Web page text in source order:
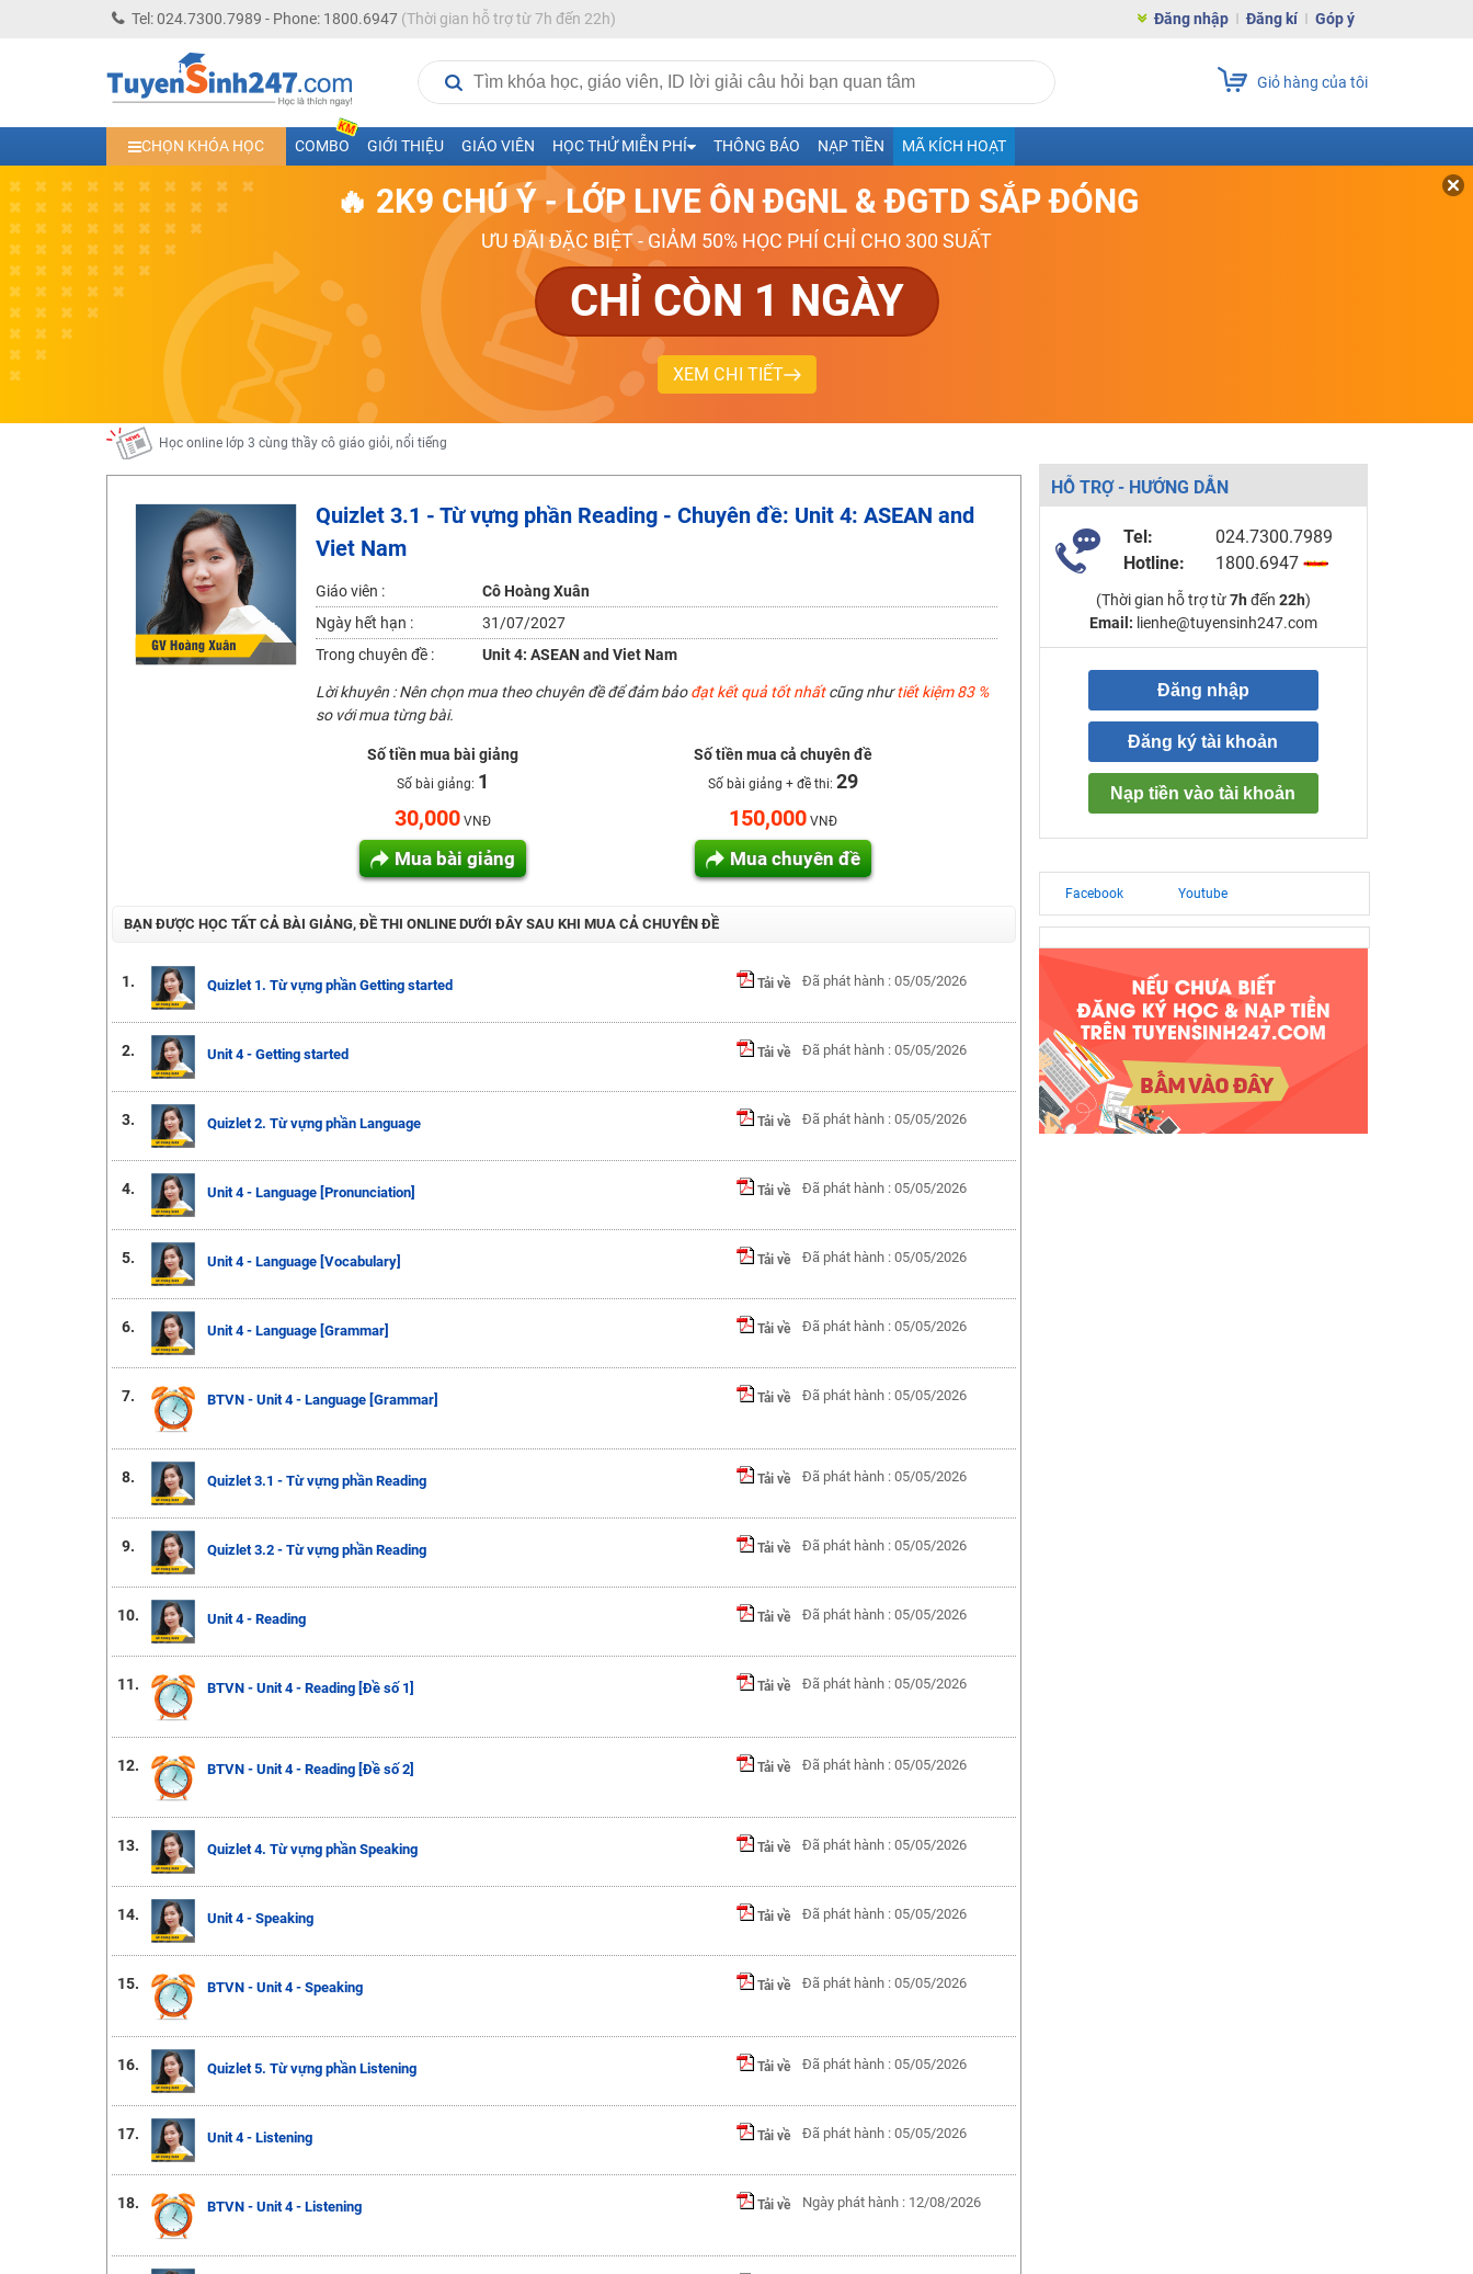
Tel: 024.7300.7989 - Phone: 1800.6947(Thời gian hỗ trợ từ 7h đến 22h) Đăng nhập Đăng kí Góp ý
Giỏ hàng của tôi
CHỌN KHÓA HỌC COMBO GIỚI THIỆU GIÁO VIÊN HỌC THỬ MIỄN PHÍ THÔNG BÁO NẠP TIỀN MÃ KÍCH HOẠT
🔥 2K9 CHÚ Ý - LỚP LIVE ÔN ĐGNL & ĐGTD SẮP ĐÓNG
ƯU ĐÃI ĐẶC BIỆT - GIẢM 50% HỌC PHÍ CHỈ CHO 300 SUẤT
CHỈ CÒN 1 NGÀY
XEM CHI TIẾT
Học trực tuyến lớp 10 các môn Toán - Lý - Hóa - Văn - Anh- Sinh-Sử-Địa cùng Thầy Cô giỏi, nổi tiếng
Học online trực tuyến cấp Tiểu học và THCS năm học 2026-2027
Học online lớp 5 cùng thầy cô giáo giỏi, nổi tiếng
Học online lớp 7 cùng thầy cô giáo giỏi
Học online lớp 6 cùng thầy cô giỏi, nổi tiếng
Học online lớp 8 cùng thầy cô giáo giỏi
2K13! Bứt Phá Lớp 5 Năm Học 2023 - 2024
Học online lớp 4 cùng thầy cô giáo giỏi, nổi tiếng
Học online lớp 3 cùng thầy cô giáo giỏi, nổi tiếng
Học online lớp 2 với thầy cô giáo giỏi, nổi tiếng
2K6! Lộ Trình Sun 2024 - Ba bước luyện thi TN THPT - ĐH ít nhất 25 điểm
Hot! Lễ hội đồng giá 449K - 499K toàn bộ khoá học tại Tuyensinh247 (Từ 16-18/07/2025)
Khuyến Mãi Khoá Học 1K Chỉ Từ 11-13/09/2024
Đồng giá khóa học 499K - 399K (13/11-15/11)
Khai giảng các khóa lớp 9 Toán - Lý - Hóa - Văn - Anh năm 2018
Luyện thi vào lớp 10 môn Toán, Văn, Hóa, Anh, Lý với giáo viên giỏi và nổi tiếng
Quizlet 3.1 - Từ vựng phần Reading - Chuyên đề: Unit 4: ASEAN and
Viet Nam
Giáo viên :
Cô Hoàng Xuân
Ngày hết hạn :
31/07/2027
Trong chuyên đề :
Unit 4: ASEAN and Viet Nam
Lời khuyên : Nên chọn mua theo chuyên đề để đảm bảođạt kết quả tốt nhấtcũng nhưtiết kiệm 83 %
so với mua từng bài.
Số tiền mua bài giảng
Số bài giảng: 1
30,000VNĐ
Mua bài giảng
Số tiền mua cả chuyên đề
Số bài giảng + đề thi: 29
150,000 VNĐ
Mua chuyên đề
BẠN ĐƯỢC HỌC TẤT CẢ BÀI GIẢNG, ĐỀ THI ONLINE DƯỚI ĐÂY SAU KHI MUA CẢ CHUYÊN ĐỀ
1. Quizlet 1. Từ vựng phần Getting started Tải về Đã phát hành : 05/05/2026
2. Unit 4 - Getting started Tải về Đã phát hành : 05/05/2026
3. Quizlet 2. Từ vựng phần Language Tải về Đã phát hành : 05/05/2026
4. Unit 4 - Language [Pronunciation] Tải về Đã phát hành : 05/05/2026
5. Unit 4 - Language [Vocabulary] Tải về Đã phát hành : 05/05/2026
6. Unit 4 - Language [Grammar] Tải về Đã phát hành : 05/05/2026
7. BTVN - Unit 4 - Language [Grammar] Tải về Đã phát hành : 05/05/2026
8. Quizlet 3.1 - Từ vựng phần Reading Tải về Đã phát hành : 05/05/2026
9. Quizlet 3.2 - Từ vựng phần Reading Tải về Đã phát hành : 05/05/2026
10. Unit 4 - Reading Tải về Đã phát hành : 05/05/2026
11. BTVN - Unit 4 - Reading [Đề số 1] Tải về Đã phát hành : 05/05/2026
12. BTVN - Unit 4 - Reading [Đề số 2] Tải về Đã phát hành : 05/05/2026
13. Quizlet 4. Từ vựng phần Speaking Tải về Đã phát hành : 05/05/2026
14. Unit 4 - Speaking Tải về Đã phát hành : 05/05/2026
15. BTVN - Unit 4 - Speaking Tải về Đã phát hành : 05/05/2026
16. Quizlet 5. Từ vựng phần Listening Tải về Đã phát hành : 05/05/2026
17. Unit 4 - Listening Tải về Đã phát hành : 05/05/2026
18. BTVN - Unit 4 - Listening Tải về Ngày phát hành : 12/08/2026
HỖ TRỢ - HƯỚNG DẪN
Tel:
024.7300.7989
Hotline:
1800.6947
(Thời gian hỗ trợ từ7h đến 22h)
Email: lienhe@tuyensinh247.com
Đăng nhập
Đăng ký tài khoản
Nạp tiền vào tài khoản
Facebook Youtube